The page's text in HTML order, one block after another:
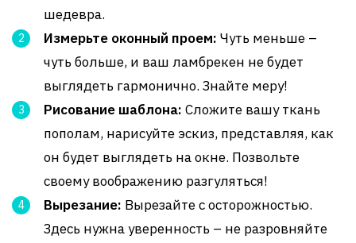
шедевра.
Измерьте оконный проем: Чуть меньше –
чуть больше, и ваш ламбрекен не будет
выглядеть гармонично. Знайте меру!
Рисование шаблона: Сложите вашу ткань
пополам, нарисуйте эскиз, представляя, как
он будет выглядеть на окне. Позвольте
своему воображению разгуляться!
Вырезание: Вырезайте с осторожностью.
Здесь нужна уверенность – не разровняйте